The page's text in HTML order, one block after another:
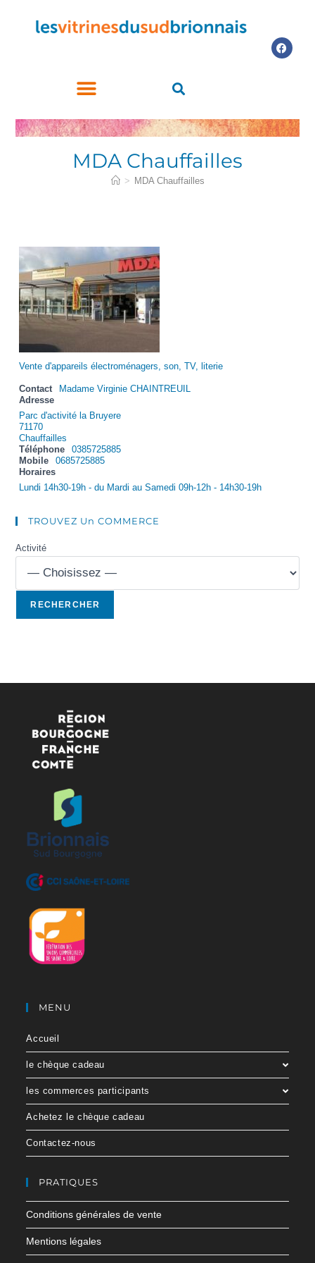
MDA Chauffailles
> MDA Chauffailles
Vente d'appareils électroménagers, son, TV, literie
Contact
Madame Virginie CHAINTREUIL
Adresse
Parc d'activité la Bruyere
71170
Chauffailles
Téléphone
0385725885
Mobile
0685725885
Horaires
Lundi 14h30-19h - du Mardi au Samedi 09h-12h - 14h30-19h
TROUVEZ Un COMMERCE
Activité
MENU
Accueil
le chèque cadeau
les commerces participants
Achetez le chèque cadeau
Contactez-nous
PRATIQUES
Conditions générales de vente
Mentions légales